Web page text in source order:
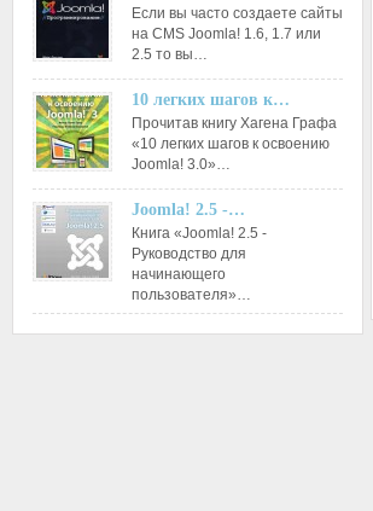
Если вы часто создаете сайты
на CMS Joomla! 1.6, 1.7 или
2.5 то вы…
10 легких шагов к…
Прочитав книгу Хагена Графа
«10 легких шагов к освоению
Joomla! 3.0»…
Joomla! 2.5 -…
Книга «Joomla! 2.5 -
Руководство для
начинающего
пользователя»…